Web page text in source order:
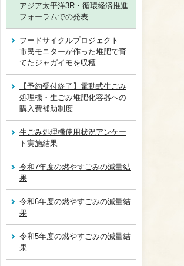
アジア太平洋3R・循環経済推進
フォーラムでの発表
フードサイクルプロジェクト
市民モニターが作った堆肥で育
てたジャガイモを収穫
【予約受付終了】電動式生ごみ
処理機・生ごみ堆肥化容器への
購入費補助制度
生ごみ処理機使用状況アンケー
ト実施結果
令和7年度の燃やすごみの減量結
果
令和6年度の燃やすごみの減量結
果
令和5年度の燃やすごみの減量結
果